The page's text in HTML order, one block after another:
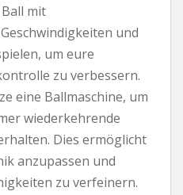
mit
und
um eure
zu verbessern.
eine Ballmaschine, um
wiederkehrende
Dies ermöglicht
anzupassen und
zu verfeinern.